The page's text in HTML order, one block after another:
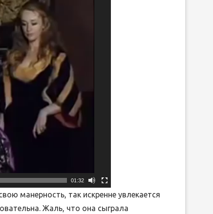
01:32
манерность, так искренне увлекается
Жаль, что она сыграла